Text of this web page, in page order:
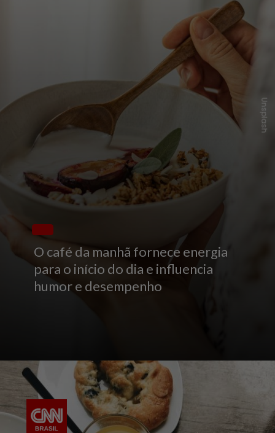
O café da manhã fornece energia
para o início do dia e influencia
humor e desempenho
Unsplash